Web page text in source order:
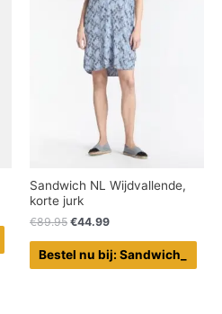
Sandwich NL Wijdvallende,
korte jurk
€89.95 €44.99
Bestel nu bij: Sandwich_